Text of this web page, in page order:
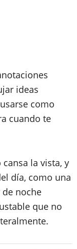
ideas
como
cuando te
la vista, y
día, como una
noche
que no